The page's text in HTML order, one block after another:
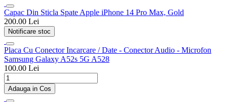
Capac Din Sticla Spate Apple iPhone 14 Pro Max, Gold
200.00 Lei
Notificare stoc
Placa Cu Conector Incarcare / Date - Conector Audio - Microfon
Samsung Galaxy A52s 5G A528
100.00 Lei
Adauga in Cos